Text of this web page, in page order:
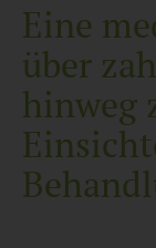
Eine
über
hin­weg